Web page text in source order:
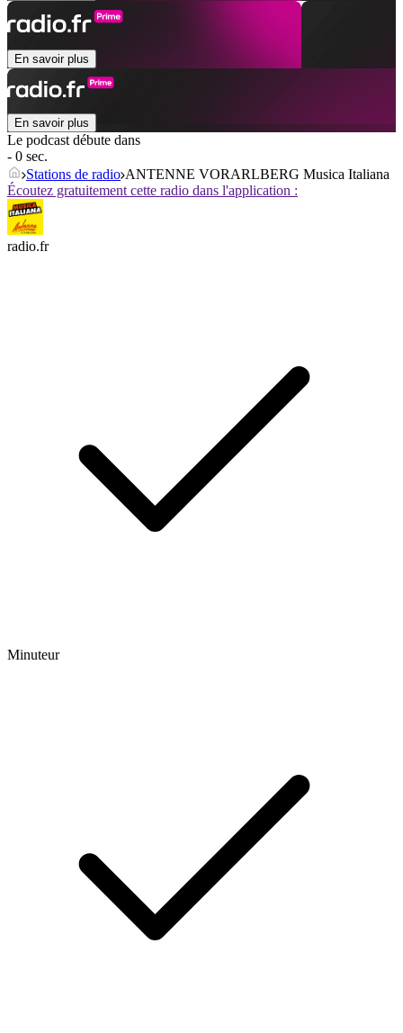
En savoir plus
En savoir plus
Le podcast débute dans
- 0 sec.
Stations de radio ANTENNE VORARLBERG Musica Italiana
Écoutez gratuitement cette radio dans l'application :
radio.fr
Minuteur